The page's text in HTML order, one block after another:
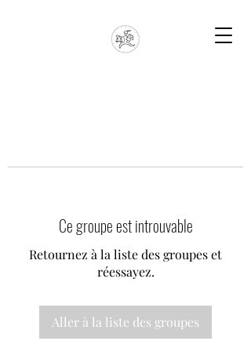
Ce groupe est introuvable
Retournez à la liste des groupes et
réessayez.
Aller à la liste des groupes